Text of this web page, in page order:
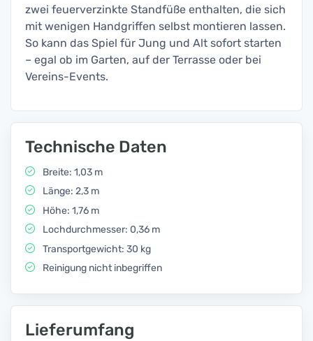
zwei feuerverzinkte Standfüße enthalten, die sich
mit wenigen Handgriffen selbst montieren lassen.
So kann das Spiel für Jung und Alt sofort starten
– egal ob im Garten, auf der Terrasse oder bei
Vereins-Events.
Technische Daten
Breite: 1,03 m
Länge: 2,3 m
Höhe: 1,76 m
Lochdurchmesser: 0,36 m
Transportgewicht: 30 kg
Reinigung nicht inbegriffen
Lieferumfang